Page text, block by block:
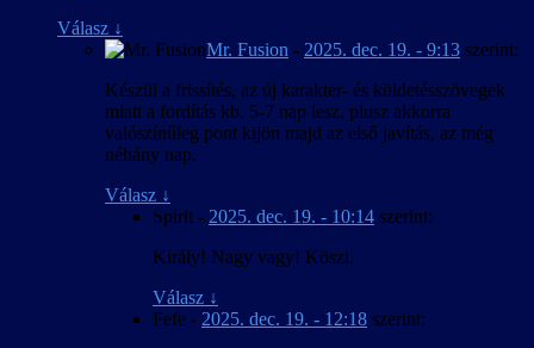
Válasz ↓
Mr. Fusion - 2025. dec. 19. - 9:13 szerint:
Készül a frissítés, az új karakter- és küldetésszövegek
miatt a fordítás kb. 5-7 nap lesz, plusz akkorra
valószínűleg pont kijön majd az első javítás, az még
néhány nap.
Válasz ↓
Spirit - 2025. dec. 19. - 10:14 szerint:
Király! Nagy vagy! Köszi.
Válasz ↓
Fefe - 2025. dec. 19. - 12:18 szerint: